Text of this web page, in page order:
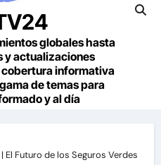
globales hasta
y actualizaciones
informativa
de temas para
y al día
El Futuro de los Seguros Verdes